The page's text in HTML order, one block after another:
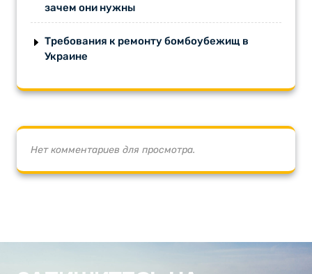
зачем они нужны
Требования к ремонту бомбоубежищ в
Украине
Нет комментариев для просмотра.